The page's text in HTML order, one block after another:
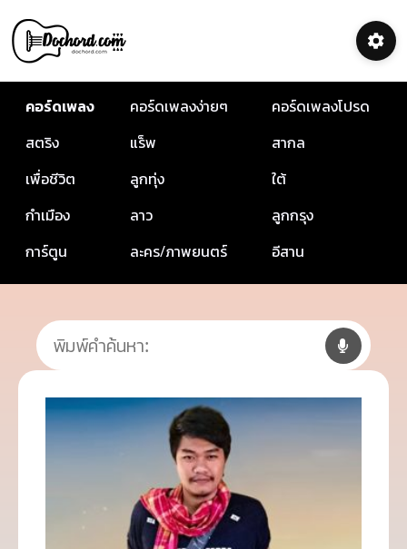
คอร์ดเพลง คอร์ดเพลงง่ายๆ
คอร์ดเพลงโปรด
สตริง
แร็พ
สากล
เพื่อชีวิต
ลูกทุ่ง
ใต้
กำเมือง
ลาว
ลูกกรุง
การ์ตูน
ละคร/ภาพยนตร์ อีสาน